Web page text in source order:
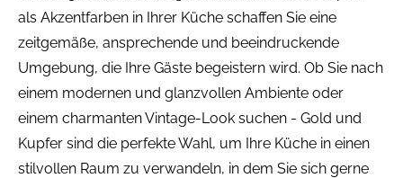
als Akzentfarben in Ihrer Küche schaffen Sie eine
zeitgemäße, ansprechende und beeindruckende
Umgebung, die Ihre Gäste begeistern wird. Ob Sie nach
einem modernen und glanzvollen Ambiente oder
einem charmanten Vintage-Look suchen - Gold und
Kupfer sind die perfekte Wahl, um Ihre Küche in einen
stilvollen Raum zu verwandeln, in dem Sie sich gerne